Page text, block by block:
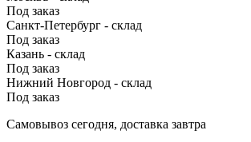
Под заказ
Санкт-Петербург - склад
Под заказ
Казань - склад
Под заказ
Нижний Новгород - склад
Под заказ
Cамовывоз сегодня, доставка завтра